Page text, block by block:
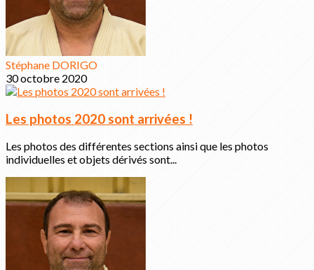
Stéphane DORIGO
30 octobre 2020
Les photos 2020 sont arrivées !
Les photos des différentes sections ainsi que les photos
individuelles et objets dérivés sont...